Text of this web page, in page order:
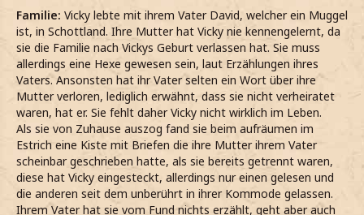
Familie: Vicky lebte mit ihrem Vater David, welcher ein Muggel
ist, in Schottland. Ihre Mutter hat Vicky nie kennengelernt, da
sie die Familie nach Vickys Geburt verlassen hat. Sie muss
allerdings eine Hexe gewesen sein, laut Erzählungen ihres
Vaters. Ansonsten hat ihr Vater selten ein Wort über ihre
Mutter verloren, lediglich erwähnt, dass sie nicht verheiratet
waren, hat er. Sie fehlt daher Vicky nicht wirklich im Leben.
Als sie von Zuhause auszog fand sie beim aufräumen im
Estrich eine Kiste mit Briefen die ihre Mutter ihrem Vater
scheinbar geschrieben hatte, als sie bereits getrennt waren,
diese hat Vicky eingesteckt, allerdings nur einen gelesen und
die anderen seit dem unberührt in ihrer Kommode gelassen.
Ihrem Vater hat sie vom Fund nichts erzählt, geht aber auch